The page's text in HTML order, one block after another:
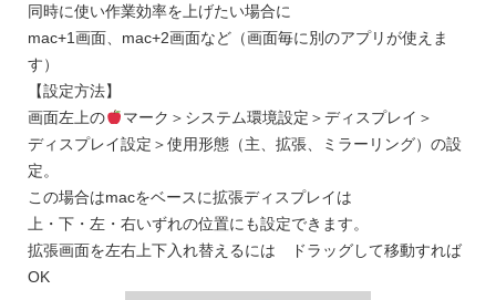
同時に使い作業効率を上げたい場合に
mac+1画面、mac+2画面など（画面毎に別のアプリが使えま
す）
【設定方法】
画面左上の
マーク＞システム環境設定＞ディスプレイ＞
ディスプレイ設定＞使用形態（主、拡張、ミラーリング）の設
定。
この場合はmacをベースに拡張ディスプレイは
上・下・左・右いずれの位置にも設定できます。
拡張画面を左右上下入れ替えるには ドラッグして移動すれば
OK